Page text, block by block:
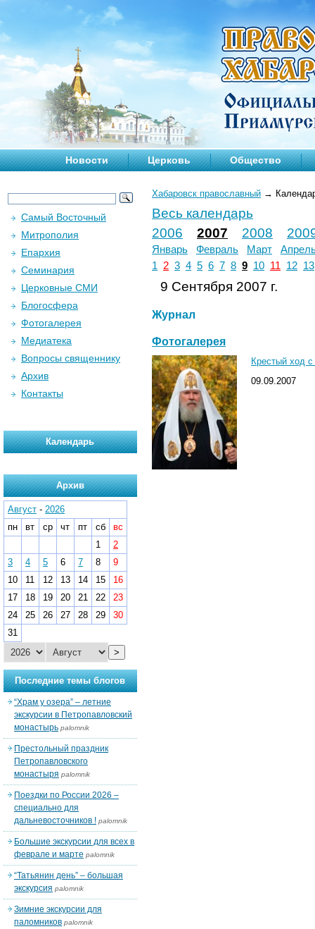
Новости Церковь Общество
Хабаровск православный →
Весь календарь
2006
2007 2008
Январь Февраль Март
1
2 3 4 5 6 7 8 9 10 11 12 13
9 Сентября 2007 г.
Журнал
Фотогалерея
Крестый ход
09.09.2007
Самый Восточный
Митрополия
Епархия
Семинария
Церковные СМИ
Блогосфера
Фотогалерея
Медиатека
Вопросы священнику
Архив
Контакты
Календарь
Архив
Август - 2026
пн
вт ср чт пт сб
вс
1
2
3
4 5 6 7 8
9
10
11 12 13 14 15
16
17
18 19 20 21 22
23
24
25 26 27 28 29
30
31
>
Последние темы блогов
“Храм у озера” – летние
экскурсии в Петропавловский
монастырь palomnik
Престольный праздник
Петропавловского
монастыря palomnik
Поездки по России 2026 –
специально для
дальневосточников ! palomnik
Большие экскурсии для всех в
феврале и марте palomnik
“Татьянин день” – большая
экскурсия palomnik
Зимние экскурсии для
паломников palomnik